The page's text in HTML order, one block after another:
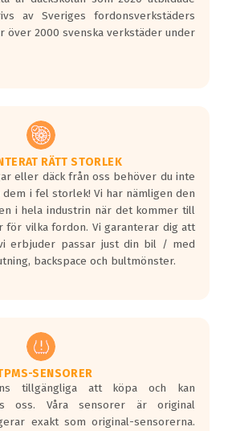
av Sveriges fordonsverkstäders
över 2000 svenska verkstäder under
RÄTT STORLEK
eller däck från oss behöver du inte
i fel storlek! Vi har nämligen den
i hela industrin när det kommer till
för vilka fordon. Vi garanterar dig att
erbjuder passar just din bil / med
backspace och bultmönster.
SENSORER
tillgängliga att köpa och kan
oss. Våra sensorer är original
exakt som original-sensorerna.